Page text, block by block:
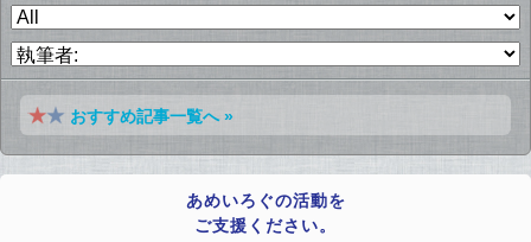
おすすめ記事一覧へ »
あめいろぐの活動を
ご支援ください。